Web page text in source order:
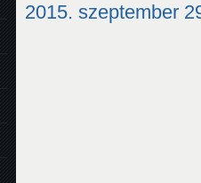
2015. szeptember